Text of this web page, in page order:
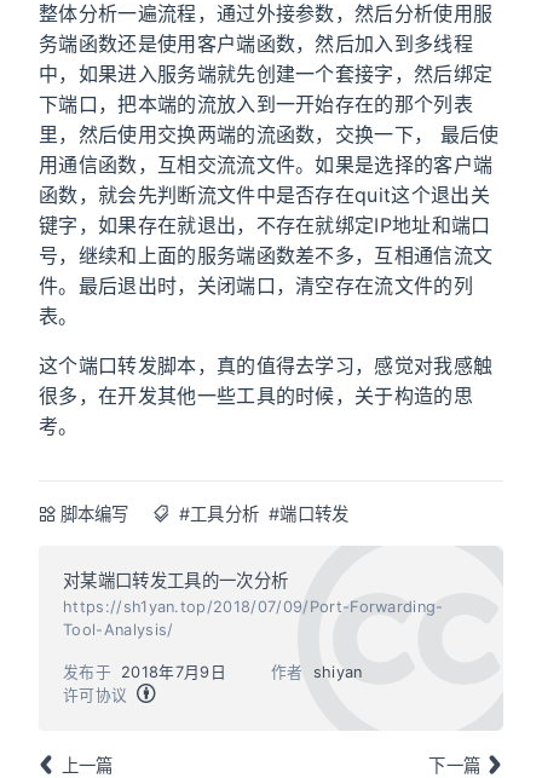
整体分析一遍流程，通过外接参数，然后分析使用服
务端函数还是使用客户端函数，然后加入到多线程
中，如果进入服务端就先创建一个套接字，然后绑定
下端口，把本端的流放入到一开始存在的那个列表
里，然后使用交换两端的流函数，交换一下， 最后使
用通信函数，互相交流流文件。如果是选择的客户端
函数，就会先判断流文件中是否存在quit这个退出关
键字，如果存在就退出，不存在就绑定IP地址和端口
号，继续和上面的服务端函数差不多，互相通信流文
件。最后退出时，关闭端口，清空存在流文件的列
表。
这个端口转发脚本，真的值得去学习，感觉对我感触
很多，在开发其他一些工具的时候，关于构造的思
考。
脚本编写 #工具分析 #端口转发
对某端口转发工具的一次分析
https://sh1yan.top/2018/07/09/Port-Forwarding-
Tool-Analysis/
作者 shiyan
发布于
2018年7月9日
许可协议
上一篇 下一篇